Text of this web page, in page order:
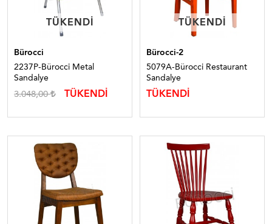
TÜKENDI
TÜKENDI
Bürocci
2237P-Bürocci Metal
Sandalye
3.048,00 TÜKENDİ
TÜKENDI
TÜKENDI
Bürocci-2
5079A-Bürocci Restaurant
Sandalye
TÜKENDİ